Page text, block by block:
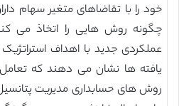
خود را با تقاضاهای متغیر سهام
چگونه روش هایی را اتخاذ می
عملکردی جدید با اهداف
یافته ها نشان می دهند که
روش های حسابداری مدیریت پتانسیل